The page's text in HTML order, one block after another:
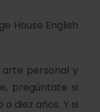
House English
arte personal y
pregúntate si
diez años. Y si